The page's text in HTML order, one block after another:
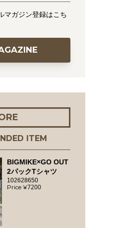
マガジン登録はこち
ITEM
BIGMIKE×GO OUT
2パックTシャツ
102628650
7200